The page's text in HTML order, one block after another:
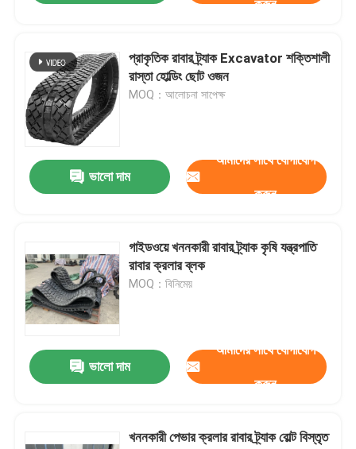
করুন
প্রাকৃতিক রাবার ট্র্যাক Excavator শক্তিশালী
রাস্তা হোল্ডিং ছোট ওজন
MOQ：আলোচনা সাপেক্ষ
ভালো দাম
আমাদের সাথে যোগাযোগ
করুন
গাইডওয়ে খননকারী রাবার ট্র্যাক কৃষি যন্ত্রপাতি
রাবার ক্রলার ব্লক
MOQ：বিনিমেয়
ভালো দাম
আমাদের সাথে যোগাযোগ
করুন
খননকারী পেভার ক্রলার রাবার ট্র্যাক বোল্ট বিস্তৃত